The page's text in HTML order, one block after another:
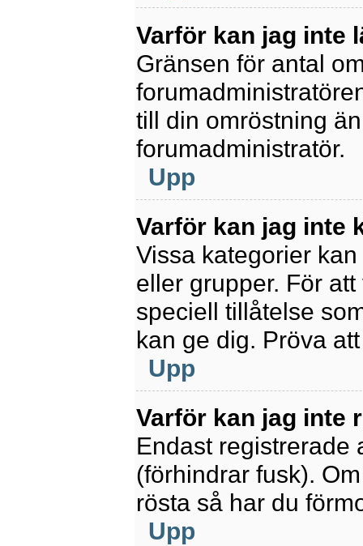
Varför kan jag inte
Gränsen för antal
till din omröstning
forumadministratör.
Upp
Varför kan jag inte
Vissa kategorier
eller grupper. För
speciell tillåtelse
kan ge dig. Pröva
Upp
Varför kan jag inte
Endast registrerade
(förhindrar fusk).
rösta så har du
Upp